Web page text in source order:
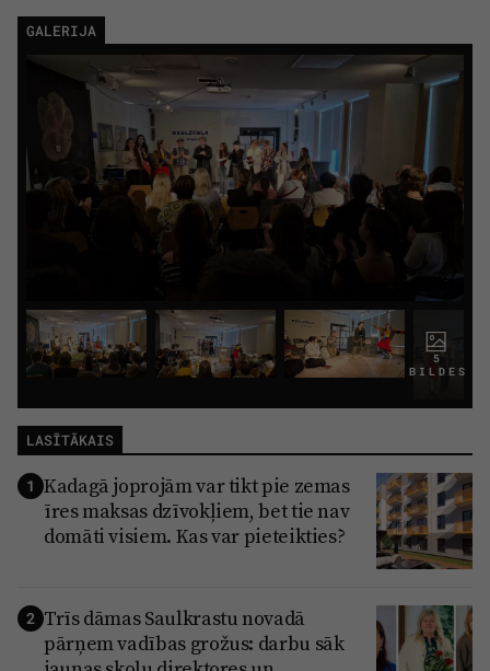
GALERIJA
5
BILDES
LASĪTĀKAIS
1 Kadagā joprojām var tikt pie zemas
īres maksas dzīvokļiem, bet tie nav
domāti visiem. Kas var pieteikties?
2 Trīs dāmas Saulkrastu novadā
pārņem vadības grožus: darbu sāk